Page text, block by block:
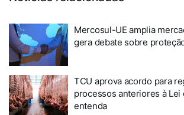
Mercosul-UE amplia
gera debate sobre
TCU aprova acordo para
processos anteriores à
entenda